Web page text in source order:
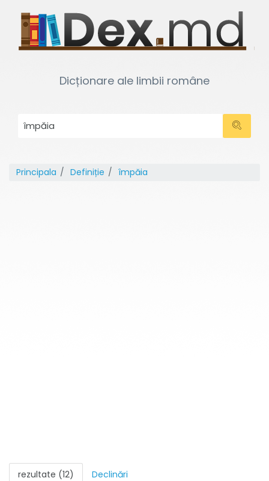
Dicționare ale limbii române
Principala Definiție împăia
rezultate (12) Declinări